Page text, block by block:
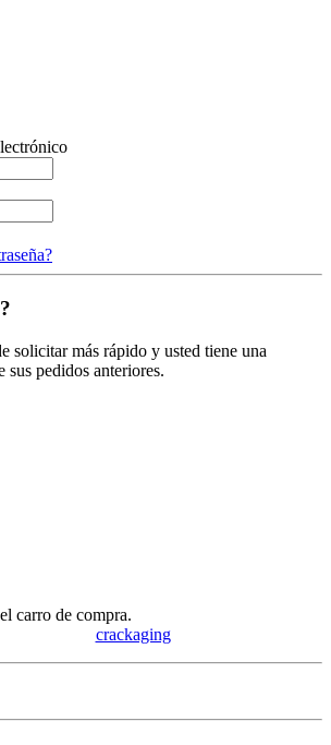
solicitar más rápido y usted tiene una
sus pedidos anteriores.
carro de compra.